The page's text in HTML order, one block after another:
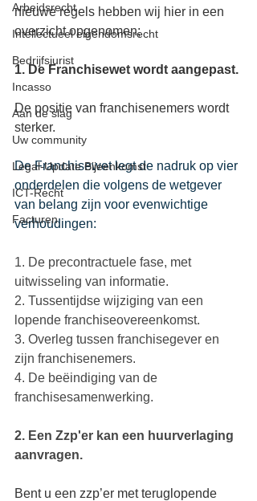
Arbeidsrecht
Intellectueel eigendomsrecht
Bedrijfsjurist
Incasso
Aan de slag
Uw community
Legal-Update Bijeenkomst
ICT-Recht
Facturen
nieuwe regels hebben wij hier in een
overzicht opgenomen;
1. De Franchisewet wordt aangepast.
De positie van franchisenemers wordt
sterker.
De Franchisewet legt de nadruk op vier
onderdelen die volgens de wetgever
van belang zijn voor evenwichtige
verhoudingen:
1. De precontractuele fase, met
uitwisseling van informatie.
2. Tussentijdse wijziging van een
lopende franchiseovereenkomst.
3. Overleg tussen franchisegever en
zijn franchisenemers.
4. De beëindiging van de
franchisesamenwerking.
2. Een Zzp'er kan een huurverlaging
aanvragen.
Bent u een zzp’er met teruglopende